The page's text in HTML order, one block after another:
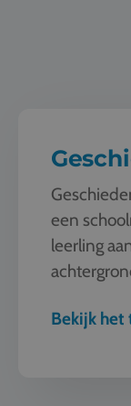
een
leerling
Bekijk het